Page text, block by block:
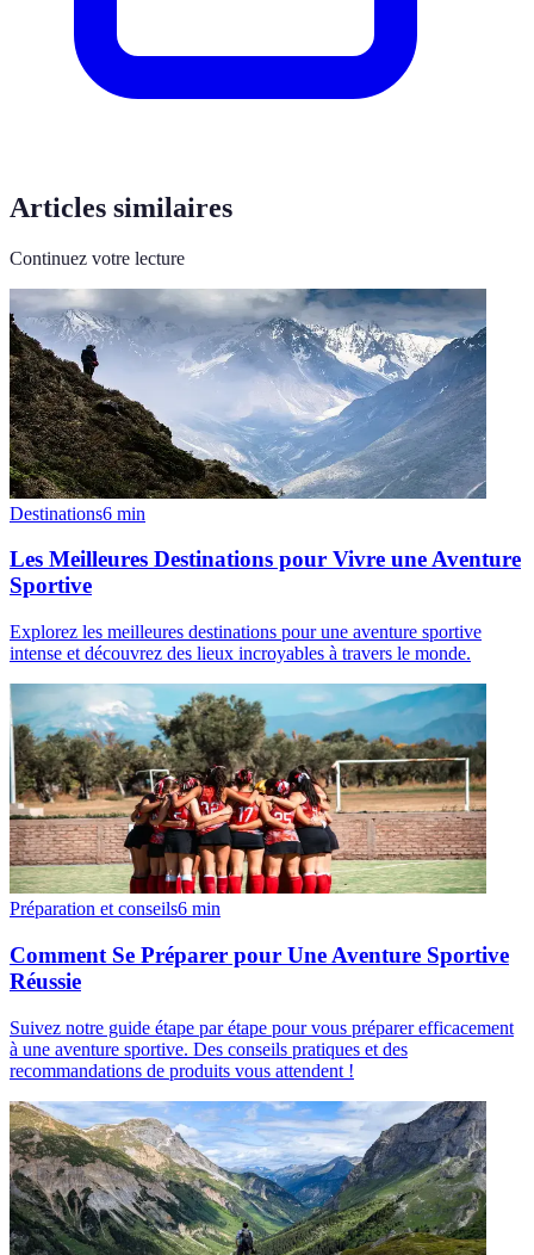
Articles similaires
Continuez votre lecture
Destinations6 min
Les Meilleures Destinations pour Vivre une Aventure
Sportive
Explorez les meilleures destinations pour une aventure sportive
intense et découvrez des lieux incroyables à travers le monde.
Préparation et conseils6 min
Comment Se Préparer pour Une Aventure Sportive
Réussie
Suivez notre guide étape par étape pour vous préparer efficacement
à une aventure sportive. Des conseils pratiques et des
recommandations de produits vous attendent !